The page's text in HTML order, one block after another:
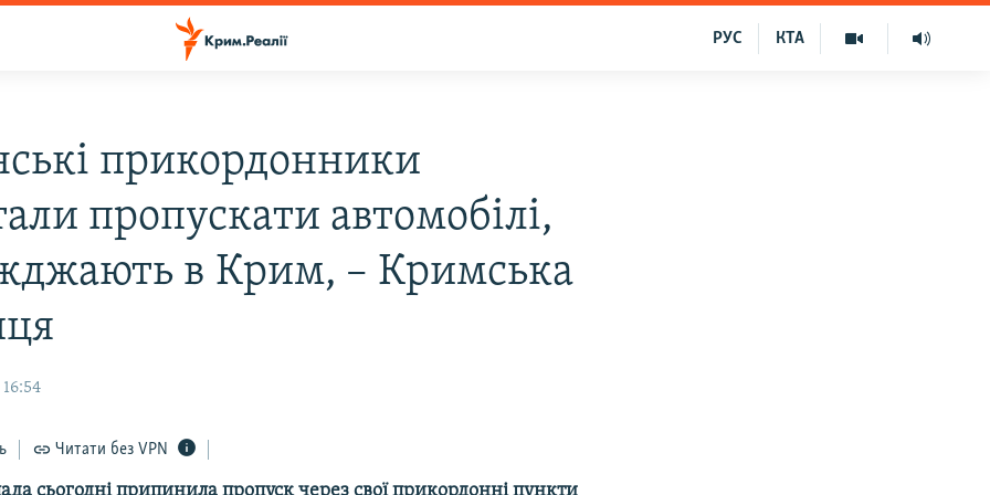
КТА
РУС
прикордонники
пропускати автомобілі,
в Крим, – Кримська
Читати без VPN